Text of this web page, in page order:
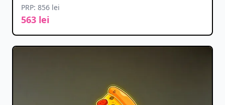
PRP: 856 lei
563 lei